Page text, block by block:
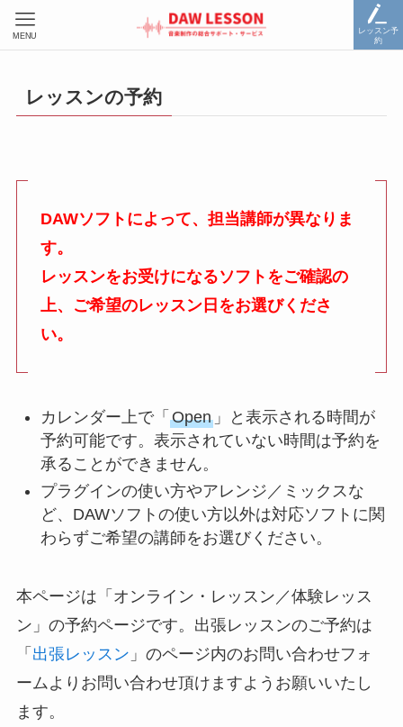
レッスン予
約
MENU
レッスンの予約
DAWソフトによって、担当講師が異なりま
す。
レッスンをお受けになるソフトをご確認の
上、ご希望のレッスン日をお選びくださ
い。
カレンダー上で「 Open」と表示される時間が
予約可能です。表示されていない時間は予約を
承ることができません。
プラグインの使い方やアレンジ／ミックスな
ど、DAWソフトの使い方以外は対応ソフトに関
わらずご希望の講師をお選びください。
本ページは「オンライン・レッスン／体験レッス
ン」の予約ページです。出張レッスンのご予約は
「 出張レッスン 」のページ内のお問い合わせフォ
ームよりお問い合わせ頂けますようお願いいたし
ます。